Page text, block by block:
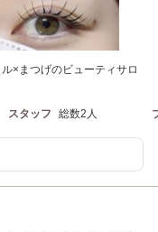
×まつげのビューティサロ
スタッフ 総数2人